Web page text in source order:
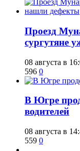
​Проезд
сургутяне
08 августа в
596 0
​В Югре
водителей
08 августа в
559 0